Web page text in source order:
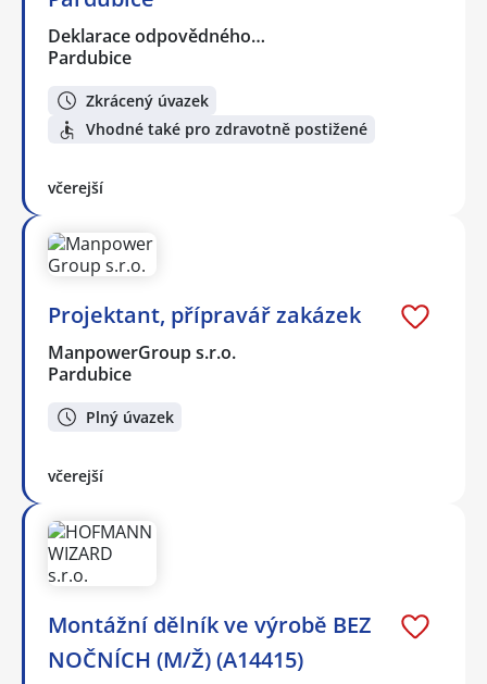
Deklarace odpovědného…
Pardubice
Zkrácený úvazek
Vhodné také pro zdravotně postižené
včerejší
Projektant, přípravář zakázek
ManpowerGroup s.r.o.
Pardubice
Plný úvazek
včerejší
Montážní dělník ve výrobě BEZ
NOČNÍCH (M/Ž) (A14415)